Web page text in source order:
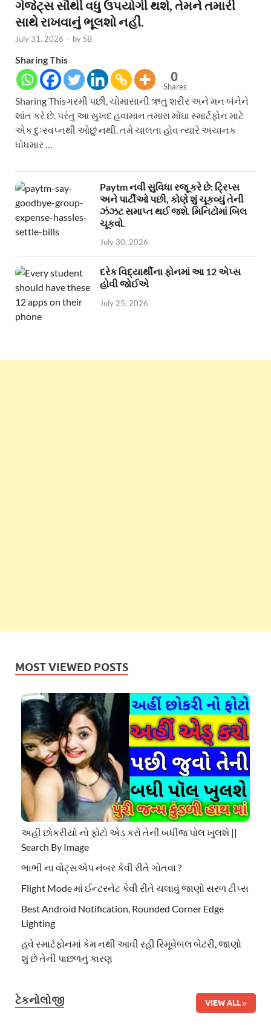
ગેજેટ્સ સૌથી વધુ ઉપયોગી થશે, તેમને તમારી
સાથે રાખવાનું ભૂલશો નહીં.
July 31, 2026 - bySB
Sharing This
0
Shares
Sharing Thisગરમી પછી, ચોમાસાની ઋતુ શરીર અને મન બંનેને
શાંત કરે છે. પરંતુ આ સુખદ હવામાન તમારા મોંઘા સ્માર્ટફોન માટે
એક દુઃસ્વપ્નથી ઓછું નથી. તમે ચાલતા હોવ ત્યારે અચાનક
ધોધમાર …
Paytm નવી સુવિધા રજૂ કરે છે: ટ્રિપ્સ
અને પાર્ટીઓ પછી, કોણે શું ચૂકવ્યું તેની
ઝંઝટ સમાપ્ત થઈ જશે. મિનિટોમાં બિલ
ચૂકવો.
July 30, 2026
દરેક વિદ્યાર્થીના ફોનમાં આ 12 એપ્સ
હોવી જોઈએ
July 25, 2026
MOST VIEWED POSTS
અહી છોકરીયો નો ફોટો એડ કરો તેની બધીજ પોલ ખુલશે ||
Search By Image
ભાભી ના વોટ્સએપ નંબર કેવી રીતે ગોતવા ?
Flight Mode માં ઈન્ટરનેટ કેવી રીતે ચલાવું જાણો સરળ ટીપ્સ
Best Android Notification, Rounded Corner Edge
Lighting
હવે સ્માર્ટફોનમાં કેમ નથી આવી રહી રિમૂવેબલ બેટરી, જાણો
શું છે તેની પાછળનું કારણ
ટેકનોલોજી VIEW ALL